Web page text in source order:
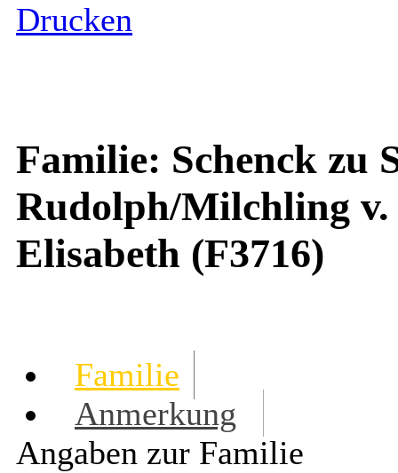
Drucken
Familie: Schenck zu
Rudolph/Milchling v.
Elisabeth (F3716)
Familie
Anmerkung
Angaben zur Familie